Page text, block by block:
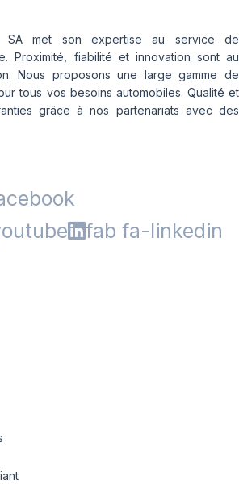
SA met son expertise au service de
Proximité, fiabilité et innovation sont au
Nous proposons une large gamme de
tous vos besoins automobiles. Qualité et
grâce à nos partenariats avec des
fab fa-linkedin